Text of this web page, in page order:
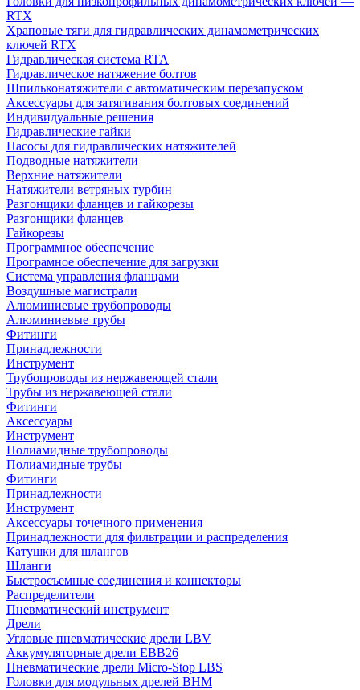
RTX
Храповые тяги для гидравлических динамометрических
ключей RTX
Гидравлическая система RTA
Гидравлическое натяжение болтов
Шпильконатяжители с автоматическим перезапуском
Аксессуары для затягивания болтовых соединений
Индивидуальные решения
Гидравлические гайки
Насосы для гидравлических натяжителей
Подводные натяжители
Верхние натяжители
Натяжители ветряных турбин
Разгонщики фланцев и гайкорезы
Разгонщики фланцев
Гайкорезы
Программное обеспечение
Програмное обеспечение для загрузки
Система управления фланцами
Воздушные магистрали
Алюминиевые трубопроводы
Алюминиевые трубы
Фитинги
Принадлежности
Инструмент
Трубопроводы из нержавеющей стали
Трубы из нержавеющей стали
Фитинги
Аксессуары
Инструмент
Полиамидные трубопроводы
Полиамидные трубы
Фитинги
Принадлежности
Инструмент
Аксессуары точечного применения
Принадлежности для фильтрации и распределения
Катушки для шлангов
Шланги
Быстросъемные соединения и коннекторы
Распределители
Пневматический инструмент
Дрели
Угловые пневматические дрели LBV
Аккумуляторные дрели EBB26
Пневматические дрели Micro-Stop LBS
Головки для модульных дрелей BHM